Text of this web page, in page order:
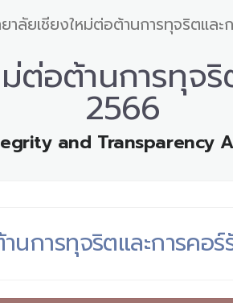
าลัยเชียงใหม่ต่อต้านการทุจริตแล
ต่อต้านการทุจ
2566
and Transparency
นการทุจริตและการคอ